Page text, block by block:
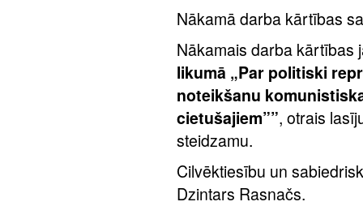
Nākamā darba kārtības
Nākamais darba kārtības
likumā „Par politiski
noteikšanu
cietušajiem””, otrais
steidzamu.
Cilvēktiesību un
Dzintars Rasnačs.